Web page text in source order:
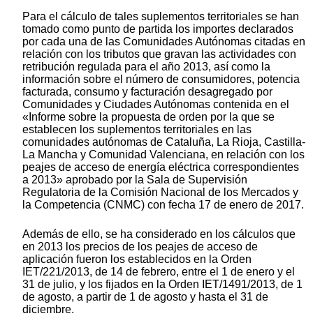
Para el cálculo de tales suplementos territoriales se han
tomado como punto de partida los importes declarados
por cada una de las Comunidades Autónomas citadas en
relación con los tributos que gravan las actividades con
retribución regulada para el año 2013, así como la
información sobre el número de consumidores, potencia
facturada, consumo y facturación desagregado por
Comunidades y Ciudades Autónomas contenida en el
«Informe sobre la propuesta de orden por la que se
establecen los suplementos territoriales en las
comunidades autónomas de Cataluña, La Rioja, Castilla-
La Mancha y Comunidad Valenciana, en relación con los
peajes de acceso de energía eléctrica correspondientes
a 2013» aprobado por la Sala de Supervisión
Regulatoria de la Comisión Nacional de los Mercados y
la Competencia (CNMC) con fecha 17 de enero de 2017.
Además de ello, se ha considerado en los cálculos que
en 2013 los precios de los peajes de acceso de
aplicación fueron los establecidos en la Orden
IET/221/2013, de 14 de febrero, entre el 1 de enero y el
31 de julio, y los fijados en la Orden IET/1491/2013, de 1
de agosto, a partir de 1 de agosto y hasta el 31 de
diciembre.